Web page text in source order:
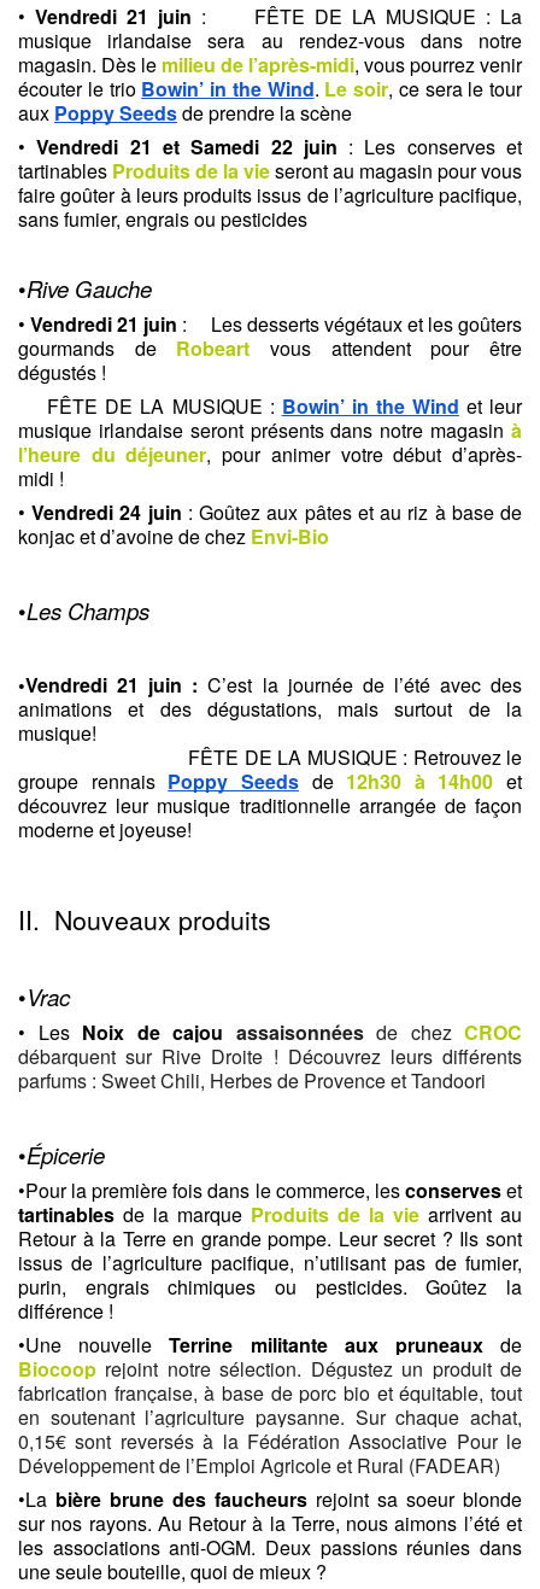
• Vendredi 21 juin :
FÊTE DE LA MUSIQUE : La
musique irlandaise sera au rendez-vous dans notre
magasin. Dès le milieu de l’après-midi, vous pourrez venir
écouter le trio Bowin’ in the Wind. Le soir, ce sera le tour
aux Poppy Seeds de prendre la scène
• Vendredi 21 et Samedi 22 juin : Les conserves et
tartinables Produits de la vieseront au magasin pour vous
faire goûter à leurs produits issus de l’agriculture pacifique,
sans fumier, engrais ou pesticides
•Rive Gauche
• Vendredi 21 juin :
Les desserts végétaux et les goûters
gourmands de Robeart
vous attendent pour être
dégustés !
FÊTE DE LA MUSIQUE : Bowin’ in the Wind et leur
musique irlandaise seront présents dans notre magasin à
l’heure du déjeuner, pour animer votre début d’après-
midi !
• Vendredi 24 juin : Goûtez aux pâtes et au riz à base de
konjac et d’avoine de chez Envi-Bio
•Les Champs
•Vendredi 21 juin : C’est la journée de l’été avec des
animations et des dégustations, mais surtout de la
musique!
groupe rennais Poppy Seeds de 12h30 à 14h00 et
découvrez leur musique traditionnelle arrangée de façon
moderne et joyeuse!
II.  Nouveaux produits
•Vrac
• Les Noix de cajou assaisonnées de chez CROC
débarquent sur Rive Droite ! Découvrez leurs différents
parfums : Sweet Chili, Herbes de Provence et Tandoori
•Épicerie
•Pour la première fois dans le commerce, les conserves
tartinables de la marque Produits de la vie arrivent au
Retour à la Terre en grande pompe. Leur secret ? Ils sont
issus de l’agriculture pacifique, n’utilisant pas de fumier,
purin, engrais chimiques ou pesticides. Goûtez la
différence !
•Une nouvelle Terrine militante aux pruneaux
Biocoop rejoint notre sélection. Dégustez un produit de
fabrication française, à base de porc bio et équitable, tout
en soutenant l’agriculture paysanne. Sur chaque achat,
0,15€ sont reversés à la Fédération Associative Pour le
Développement de l’Emploi Agricole et Rural (FADEAR)
•La bière brune des faucheurs rejoint sa soeur blonde
sur nos rayons. Au Retour à la Terre, nous aimons l’été et
les associations anti-OGM. Deux passions réunies dans
une seule bouteille, quoi de mieux ?